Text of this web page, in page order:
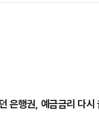
은행권, 예금금리 다시